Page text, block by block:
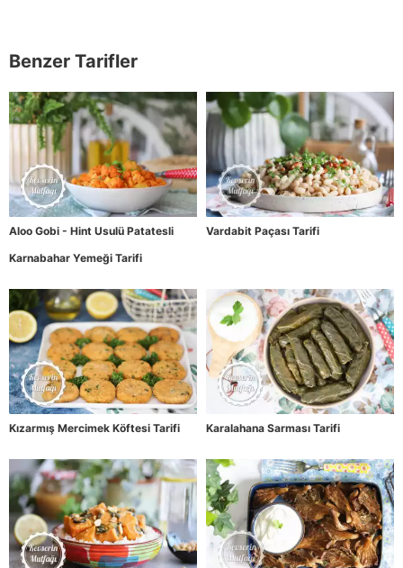
Benzer Tarifler
Aloo Gobi - Hint Usulü Patatesli
Karnabahar Yemeği Tarifi
Vardabit Paçası Tarifi
Kızarmış Mercimek Köftesi Tarifi Karalahana Sarması Tarifi